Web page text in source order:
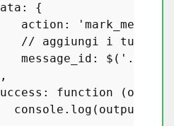
: {
action :
// aggiungi i tuoi
message_id : $( '.your-
function ( output
console.
log (output);